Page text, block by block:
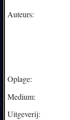
Auteurs:
Oplage:
Medium:
Uitgeverij: